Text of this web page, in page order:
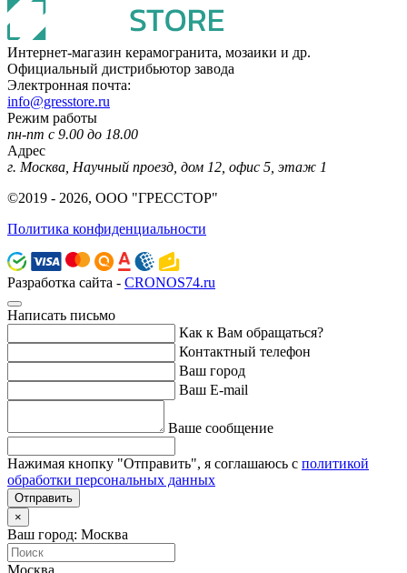
Интернет-магазин керамогранита, мозаики и др.
Официальный дистрибьютор завода
Электронная почта:
info@gresstore.ru
Режим работы
пн-пт с 9.00 до 18.00
Адрес
г. Москва, Научный проезд, дом 12, офис 5, этаж 1
©2019 - 2026, ООО "ГРЕССТОР"
Политика конфиденциальности
Разработка сайта - CRONOS74.ru
Написать письмо
Как к Вам обращаться?
Контактный телефон
Ваш город
Ваш E-mail
Ваше сообщение
Нажимая кнопку "Отправить", я соглашаюсь с политикой
обработки персональных данных
Отправить
×
Ваш город: Москва
Москва